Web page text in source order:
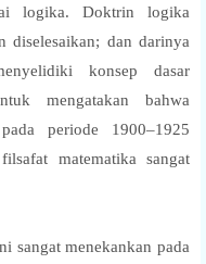
logika. Doktrin logika
diselesaikan; dan darinya
konsep dasar
mengatakan bahwa
periode 1900–1925
matematika sangat
sangat menekankan pada